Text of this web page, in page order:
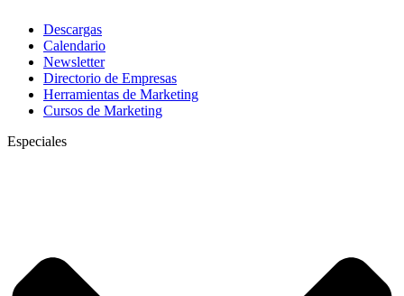
Descargas
Calendario
Newsletter
Directorio de Empresas
Herramientas de Marketing
Cursos de Marketing
Especiales